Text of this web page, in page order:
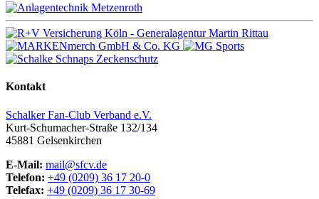
Kontakt
Schalker Fan-Club Verband e.V.
Kurt-Schumacher-Straße 132/134
45881 Gelsenkirchen
E-Mail: mail@sfcv.de
Telefon: +49 (0209) 36 17 20-0
Telefax: +49 (0209) 36 17 30-69